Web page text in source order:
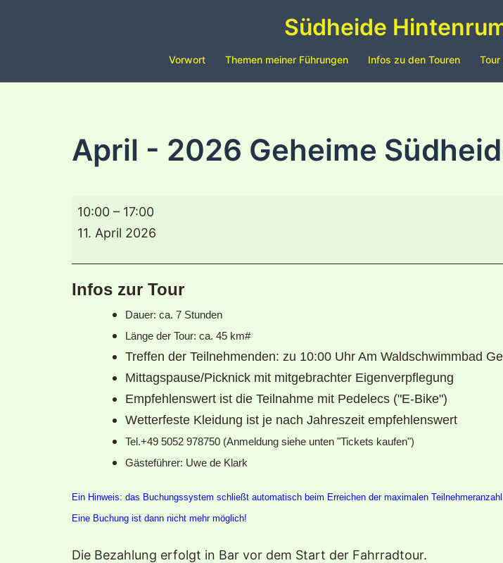
Südheide
Vorwort Themen meiner Führungen Infos zu den Touren
April - 2026 Geheime
April
Geheime
Südheide
10:00 – 17:00
11. April 2026
Infos zur Tour
Dauer: ca. 7 Stunden
Länge der Tour: ca. 45 km#
Treffen der Teilnehmenden: zu 10:00 Uhr Am Waldschwimmbad
Mittagspause/Picknick mit mitgebrachter Eigenverpflegung
Empfehlenswert ist die Teilnahme mit Pedelecs ("E-Bike")
Wetterfeste Kleidung ist je nach Jahreszeit empfehlenswert
Tel.+49 5052 978750 (Anmeldung siehe unten "Tickets kaufen")
Gästeführer: Uwe de Klark
Ein Hinweis: das Buchungssystem schließt automatisch beim Erreichen der maximalen
Eine Buchung ist dann nicht mehr möglich!
Die Bezahlung erfolgt in Bar vor dem Start der Fahrradtour.